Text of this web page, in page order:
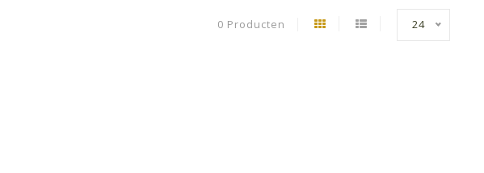
0 Producten 24